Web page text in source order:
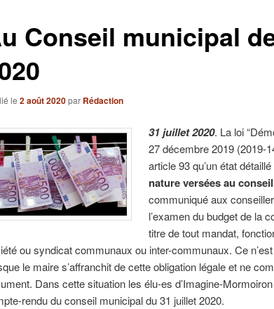
Conseil municipal
le 2 août 2020par Rédaction
31 juillet 2020. La loi
27 décembre 2019 (2019-
article 93 qu’un état
nature versées au
communiqué aux
l’examen du budget de la
titre de tout mandat,
ou syndicat communaux ou inter-communaux. Ce
le maire s’affranchit de cette obligation légale et ne
Dans cette situation les élu-es d’Imagine-
rendu du conseil municipal du 31 juillet 2020.